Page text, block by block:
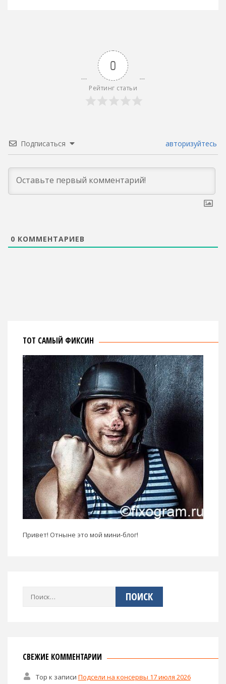
0
Рейтинг статьи
Подписаться авторизуйтесь
0 КОММЕНТАРИЕВ
ТОТ САМЫЙ ФИКСИН
Привет! Отныне это мой мини-блог!
Найти:
СВЕЖИЕ КОММЕНТАРИИ
Тор к записи Подсели на консервы 17 июля 2026